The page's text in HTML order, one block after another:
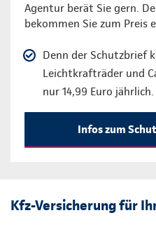
Agentur berät Sie gern.
bekommen Sie zum Preis
Denn der Schutzbrief
Leichtkrafträder und
nur 14,99 Euro jährlich.
Infos zum
Kfz-Versicherung für